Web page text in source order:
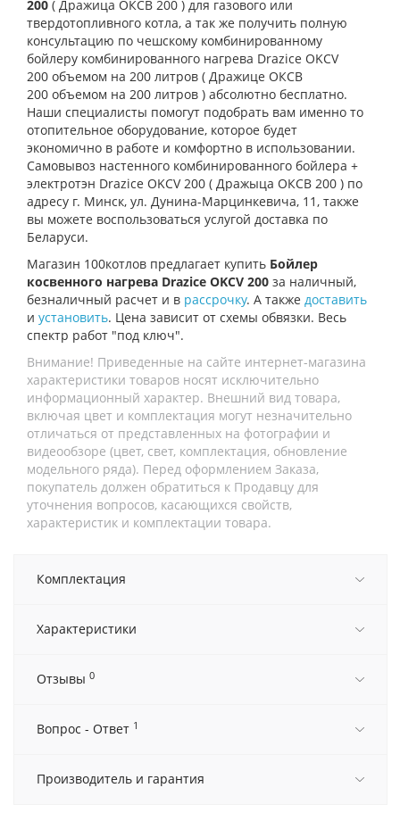
200 ( Дражица ОКСВ 200 ) для газового или
твердотопливного котла, а так же получить полную
консультацию по чешскому комбинированному
бойлеру комбинированного нагрева Drazice OKCV
200 объемом на 200 литров ( Дражице ОКСВ
200 объемом на 200 литров ) абсолютно бесплатно.
Наши специалисты помогут подобрать вам именно то
отопительное оборудование, которое будет
экономично в работе и комфортно в использовании.
Самовывоз настенного комбинированного бойлера +
электротэн Drazice OKCV 200 ( Дражыца ОКСВ 200 ) по
адресу г. Минск, ул. Дунина-Марцинкевича, 11, также
вы можете воспользоваться услугой доставка по
Беларуси.
Магазин 100котлов предлагает купить Бойлер
косвенного нагрева Drazice OKCV 200 за наличный,
безналичный расчет и в рассрочку. А также доставить
и установить. Цена зависит от схемы обвязки. Весь
спектр работ "под ключ".
Внимание! Приведенные на сайте интернет-магазина
характеристики товаров носят исключительно
информационный характер. Внешний вид товара,
включая цвет и комплектация могут незначительно
отличаться от представленных на фотографии и
видеообзоре (цвет, свет, комплектация, обновление
модельного ряда). Перед оформлением Заказа,
покупатель должен обратиться к Продавцу для
уточнения вопросов, касающихся свойств,
характеристик и комплектации товара.
Комплектация
Характеристики
Отзывы 0
Вопрос - Ответ 1
Производитель и гарантия